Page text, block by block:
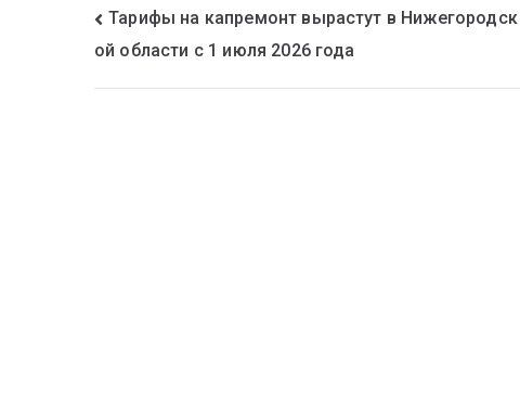
Тарифы на капремонт вырастут в Нижегородск
ой области с 1 июля 2026 года